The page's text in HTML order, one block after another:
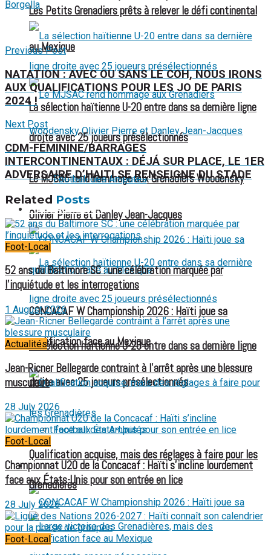
Les Petits Grenadiers prêts à relever le défi continental
au Mexique
Le MJSAC rend hommage aux Grenadiers Woodensky
Olivier Pierre et Danley Jean-Jacques
La sélection haïtienne U-20 entre dans sa dernière ligne
droite avec 25 joueurs présélectionnés
Football des Amputés
FOOTBALL FÉMININ
La sélection haïtienne U-20 entre dans sa dernière ligne
droite avec 25 joueurs présélectionnés
Football des Amputés
FOOTBALL FÉMININ
CONCACAF W Championship 2026 : Haïti joue sa
qualification face au Mexique
Qualification acquise, mais des réglages à faire pour les
Grenadières
Borgella
Previous Post
NATATION : AVEC OU SANS LE COH, NOUS IRONS
AUX QUALIFICATIONS POUR LES JO DE PARIS
2024 !
Next Post
CDM-FÉMININE/BARRAGES
INTERCONTINENTAUX : DÉJÁ SUR PLACE, LE 1ER
ADVERSAIRE D’HAITI SE RENSEIGNE DU STADE
Related Posts
Foot-Local
52 ans du Baltimore SC : une célébration marquée par
l’inquiétude et les interrogations
1 August 2026
Actualités
Jean-Ricner Bellegarde contraint à l’arrêt après une blessure
musculaire
28 July 2026
Foot-Local
Championnat U20 de la Concacaf : Haïti s’incline lourdement
face aux États-Unis pour son entrée en lice
28 July 2026
Foot-Local